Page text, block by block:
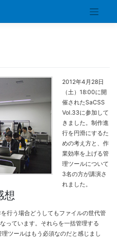
2012年4月28日
（土）18:00に開
催されたSaCSS
Vol.33に参加して
きました。制作進
行を円滑にするた
めの考え方と、作
業効率を上げる管
理ツールについて
3名の方が講演さ
れました。
想
行う場合どうしてもファイルの世代管
っています。それらを一括管理する
ツールはもう必須なのだと感じまし